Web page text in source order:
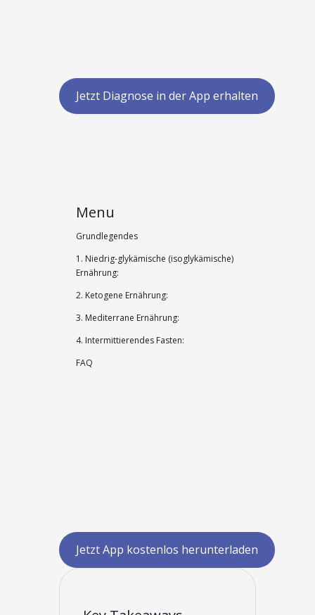
Jetzt Diagnose in der App erhalten
Menu
Grundlegendes
1. Niedrig-glykämische (isoglykämische)
Ernährung:
2. Ketogene Ernährung:
3. Mediterrane Ernährung:
4. Intermittierendes Fasten:
FAQ
Jetzt App kostenlos herunterladen